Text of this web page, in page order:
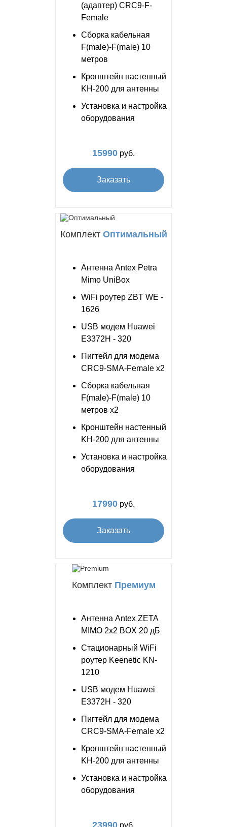
(адаптер) CRC9-F-
Female
Сборка кабельная
F(male)-F(male) 10
метров
Кронштейн настенный
KH-200 для антенны
Установка и настройка
оборудования
15990 руб.
Заказать
Комплект Оптимальный
Антенна Antex Petra
Mimo UniBox
WiFi роутер ZBT WE -
1626
USB модем Huawei
E3372H - 320
Пигтейл для модема
CRC9-SMA-Female x2
Сборка кабельная
F(male)-F(male) 10
метров x2
Кронштейн настенный
KH-200 для антенны
Установка и настройка
оборудования
17990 руб.
Заказать
Комплект Премиум
Антенна Antex ZETA
MIMO 2x2 BOX 20 дБ
Стационарный WiFi
роутер Keenetic KN-
1210
USB модем Huawei
E3372H - 320
Пигтейл для модема
CRC9-SMA-Female x2
Кронштейн настенный
KH-200 для антенны
Установка и настройка
оборудования
23990 руб.